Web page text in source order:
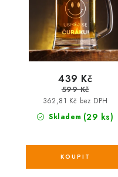
Skladem (29 ks)
362,81 Kč bez DPH
439 Kč
599 Kč